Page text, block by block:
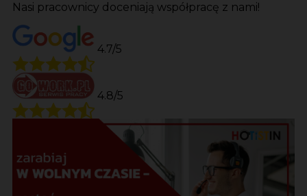
Nasi pracownicy doceniają współpracę z nami!
4.7/5
4.8/5